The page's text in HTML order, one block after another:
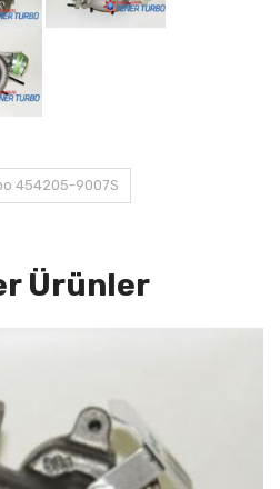
454205-9007S
Ürünler